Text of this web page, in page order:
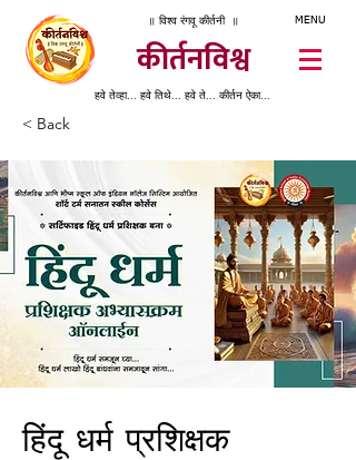
॥ विश्व रंगवू कीर्तनी ॥
कीर्तनविश्व
MENU
हवे तेव्हा... हवे तिथे... हवे ते... कीर्तन ऐका...
< Back
हिंदू धर्म प्रशिक्षक